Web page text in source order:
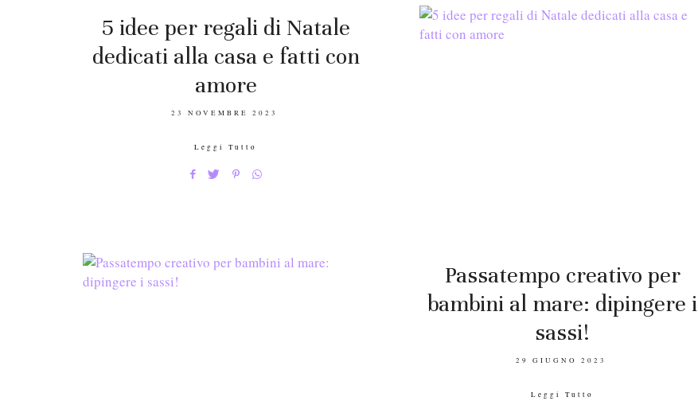
5 idee per regali di Natale
dedicati alla casa e fatti con
amore
POSTED
23 NOVEMBRE 2023
Leggi Tutto
Passatempo creativo per
bambini al mare: dipingere i
sassi!
POSTED
29 GIUGNO 2023
Leggi Tutto